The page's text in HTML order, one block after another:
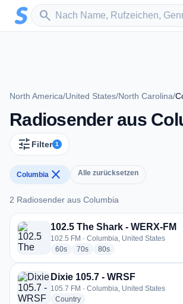
Zum Hauptinhalt springen
search
Sender suchen
North America/United States/North Carolina/
Radiosender aus
tune Filter 1
Columbia close Alle zurücksetzen
2 Radiosender aus Columbia
2 Radiosender aus Columbia
102.5 The Shark - WERX-FM
102.5 FM · Columbia, United States
60sradio stations
70sradio stations
80sradio stations
Dixie 105.7 - WRSF
105.7 FM · Columbia, United States
Countryradio stations